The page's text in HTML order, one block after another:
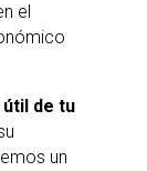
el
de tu
un